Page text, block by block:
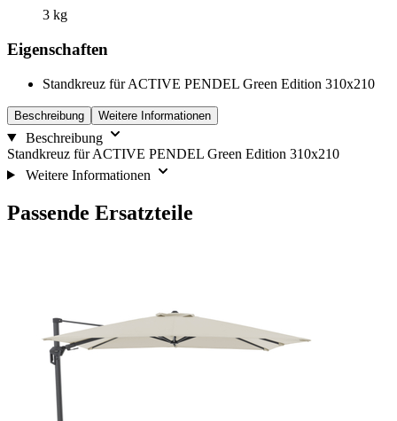
3 kg
Eigenschaften
Standkreuz für ACTIVE PENDEL Green Edition 310x210
Beschreibung Weitere Informationen
Beschreibung
Standkreuz für ACTIVE PENDEL Green Edition 310x210
Weitere Informationen
Passende Ersatzteile
Karussells
Tabulatortaste
überspringen